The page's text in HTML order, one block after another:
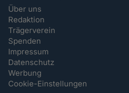
Über uns
Redaktion
Trägerverein
Spenden
Impressum
Datenschutz
Werbung
Cookie-Einstellungen